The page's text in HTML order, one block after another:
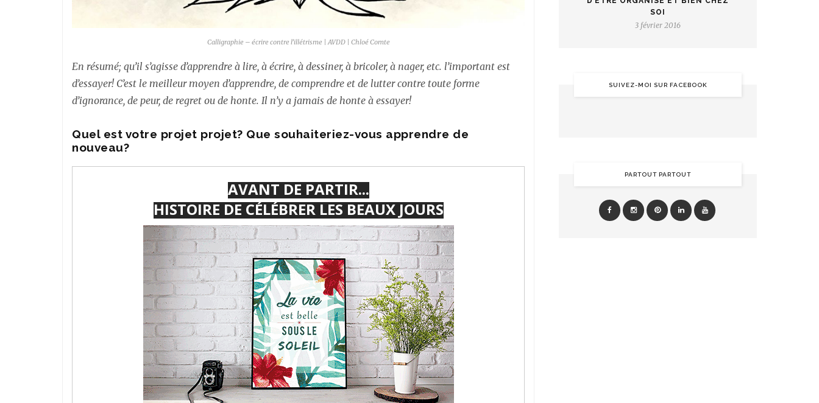
Calligraphie – écrire contre l’illétrisme | AVDD | Chloé Comte
En résumé; qu’il s’agisse d’apprendre à lire, à écrire, à dessiner, à bricoler, à nager, etc. l’important est
d’essayer! C’est le meilleur moyen d’apprendre, de comprendre et de lutter contre toute forme
d’ignorance, de peur, de regret ou de honte. Il n’y a jamais de honte à essayer!
Quel est votre projet projet? Que souhaiteriez-vous apprendre de
nouveau?
SOI
3 février 2016
SUIVEZ-MOI SUR FACEBOOK
PARTOUT PARTOUT